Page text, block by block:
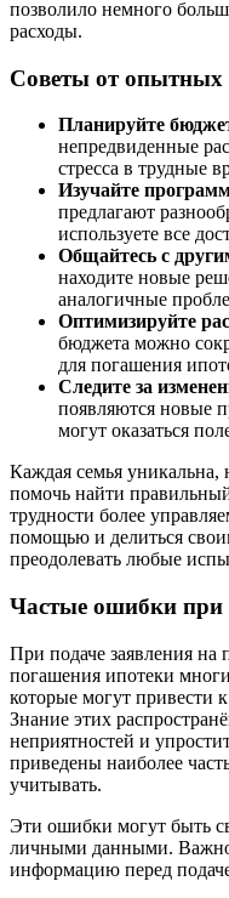
позволило немного
расходы.
Советы от опытных
Планируйте
непредвиденные
стресса в трудные
Изучайте
предлагают
используете все
Общайтесь с
находите новые
аналогичные
Оптимизируйте
бюджета можно
для погашения
Следите за
появляются новые
могут оказаться
Каждая семья
помочь найти
трудности более
помощью и делиться
преодолевать любые
Частые ошибки
При подаче заявления на
погашения ипотеки
которые могут привести
Знание этих
неприятностей и
приведены наиболее
учитывать.
Эти ошибки могут быть
личными данными. Важно
информацию перед